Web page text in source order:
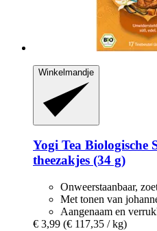
Winkelmandje
Yogi Tea Biologische
theezakjes (34 g)
Onweerstaanbaar,
Met tonen van
Aangenaam en
€ 3,99 (€ 117,35 / kg)